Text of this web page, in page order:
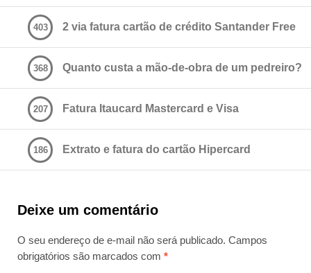
2 via fatura cartão de crédito Santander Free
403
Quanto custa a mão-de-obra de um pedreiro?
368
Fatura Itaucard Mastercard e Visa
207
Extrato e fatura do cartão Hipercard
186
Deixe um comentário
O seu endereço de e-mail não será publicado. Campos
obrigatórios são marcados com *